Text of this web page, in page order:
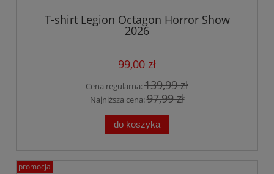
T-shirt Legion Octagon Horror Show
2026
99,00 zł
Cena regularna:139,99 zł
Najniższa cena:97,99 zł
do koszyka
promocja